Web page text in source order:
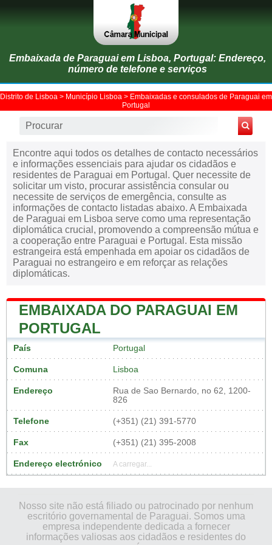
Embaixada de Paraguai em Lisboa, Portugal: Endereço,
número de telefone e serviços
Distrito de Lisboa > Município Lisboa > Embaixadas e consulados de Paraguai em
Portugal
Encontre aqui todos os detalhes de contacto necessários
e informações essenciais para ajudar os cidadãos e
residentes de Paraguai em Portugal. Quer necessite de
solicitar um visto, procurar assistência consular ou
necessite de serviços de emergência, consulte as
informações de contacto listadas abaixo. A Embaixada
de Paraguai em Lisboa serve como uma representação
diplomática crucial, promovendo a compreensão mútua e
a cooperação entre Paraguai e Portugal. Esta missão
estrangeira está empenhada em apoiar os cidadãos de
Paraguai no estrangeiro e em reforçar as relações
diplomáticas.
EMBAIXADA DO PARAGUAI EM
PORTUGAL
País Portugal
Comuna Lisboa
Endereço
Rua de Sao Bernardo, no 62, 1200-
826
Telefone (+351) (21) 391-5770
Fax (+351) (21) 395-2008
Endereço electrónico A carregar...
Nosso site não está filiado ou patrocinado por nenhum
escritório governamental de Paraguai. Somos uma
empresa independente dedicada a fornecer
informações valiosas aos cidadãos e residentes do